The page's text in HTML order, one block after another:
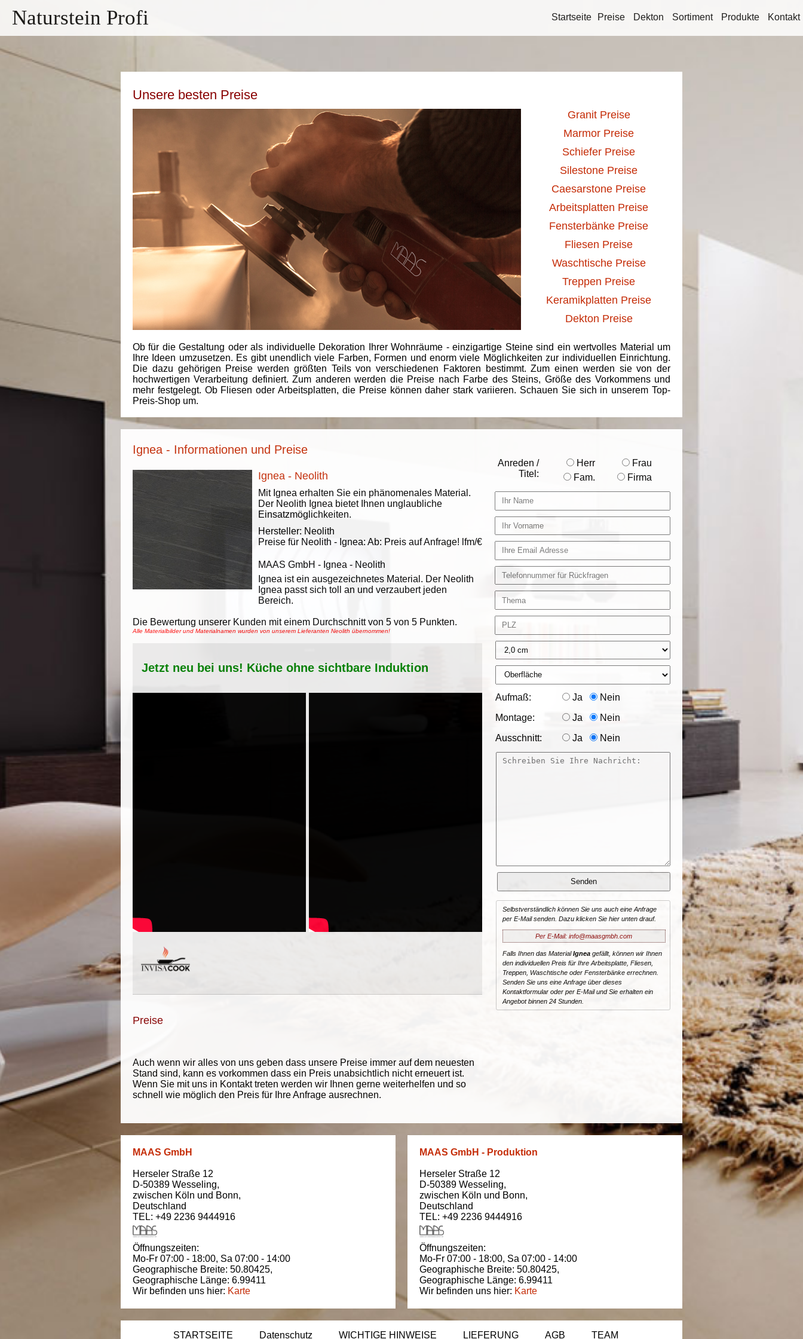
Naturstein Profi Startseite Preise Dekton Sortiment Produkte Kontakt
Unsere besten Preise
Granit Preise
Marmor Preise
Schiefer Preise
Silestone Preise
Caesarstone Preise
Arbeitsplatten Preise
Fensterbänke Preise
Fliesen Preise
Waschtische Preise
Treppen Preise
Keramikplatten Preise
Dekton Preise
Ob für die Gestaltung oder als individuelle Dekoration Ihrer Wohnräume - einzigartige Steine sind ein wertvolles Material um
Ihre Ideen umzusetzen. Es gibt unendlich viele Farben, Formen und enorm viele Möglichkeiten zur individuellen Einrichtung.
Die dazu gehörigen Preise werden größten Teils von verschiedenen Faktoren bestimmt. Zum einen werden sie von der
hochwertigen Verarbeitung definiert. Zum anderen werden die Preise nach Farbe des Steins, Größe des Vorkommens und
mehr festgelegt. Ob Fliesen oder Arbeitsplatten, die Preise können daher stark variieren. Schauen Sie sich in unserem Top-
Preis-Shop um.
Ignea - Informationen und Preise
Ignea - Neolith
Mit Ignea erhalten Sie ein phänomenales Material.
Der Neolith Ignea bietet Ihnen unglaubliche
Einsatzmöglichkeiten.
Hersteller: Neolith
Preise für Neolith - Ignea: Ab: Preis auf Anfrage! lfm/€
MAAS GmbH - Ignea - Neolith
Ignea ist ein ausgezeichnetes Material. Der Neolith
Ignea passt sich toll an und verzaubert jeden
Bereich.
Die Bewertung unserer Kunden mit einem Durchschnitt von 5 von 5 Punkten.
Alle Materialbilder und Materialnamen wurden von unserem Lieferanten Neolith übernommen!
Jetzt neu bei uns! Küche ohne sichtbare Induktion
Preise
Auch wenn wir alles von uns geben dass unsere Preise immer auf dem neuesten
Stand sind, kann es vorkommen dass ein Preis unabsichtlich nicht erneuert ist.
Wenn Sie mit uns in Kontakt treten werden wir Ihnen gerne weiterhelfen und so
schnell wie möglich den Preis für Ihre Anfrage ausrechnen.
Anreden /
Titel:
Herr
Frau
Fam.
Firma
Aufmaß: Ja Nein
Montage: Ja Nein
Ausschnitt: Ja Nein
Selbstverständlich können Sie uns auch eine Anfrage
per E-Mail senden. Dazu klicken Sie hier unten drauf.
Per E-Mail: info@maasgmbh.com
Falls Ihnen das MaterialIgneagefällt, können wir Ihnen
den individuellen Preis für Ihre Arbeitsplatte, Fliesen,
Treppen, Waschtische oder Fensterbänke errechnen.
Senden Sie uns eine Anfrage über dieses
Kontaktformular oder per E-Mail und Sie erhalten ein
Angebot binnen 24 Stunden.
MAAS GmbH
Herseler Straße 12
D-50389 Wesseling,
zwischen Köln und Bonn,
Deutschland
TEL: +49 2236 9444916
Öffnungszeiten:
Mo-Fr 07:00 - 18:00, Sa 07:00 - 14:00
Geographische Breite: 50.80425,
Geographische Länge: 6.99411
Wir befinden uns hier: Karte
MAAS GmbH - Produktion
Herseler Straße 12
D-50389 Wesseling,
zwischen Köln und Bonn,
Deutschland
TEL: +49 2236 9444916
Öffnungszeiten:
Mo-Fr 07:00 - 18:00, Sa 07:00 - 14:00
Geographische Breite: 50.80425,
Geographische Länge: 6.99411
Wir befinden uns hier: Karte
STARTSEITE Datenschutz WICHTIGE HINWEISE LIEFERUNG AGB TEAM